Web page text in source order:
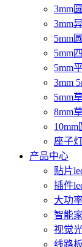
3mm
3mm
5mm
5mm
5mm
3mm
5mm
8mm
座子
产品中心
贴片
插件
大功
智能
视觉
线路